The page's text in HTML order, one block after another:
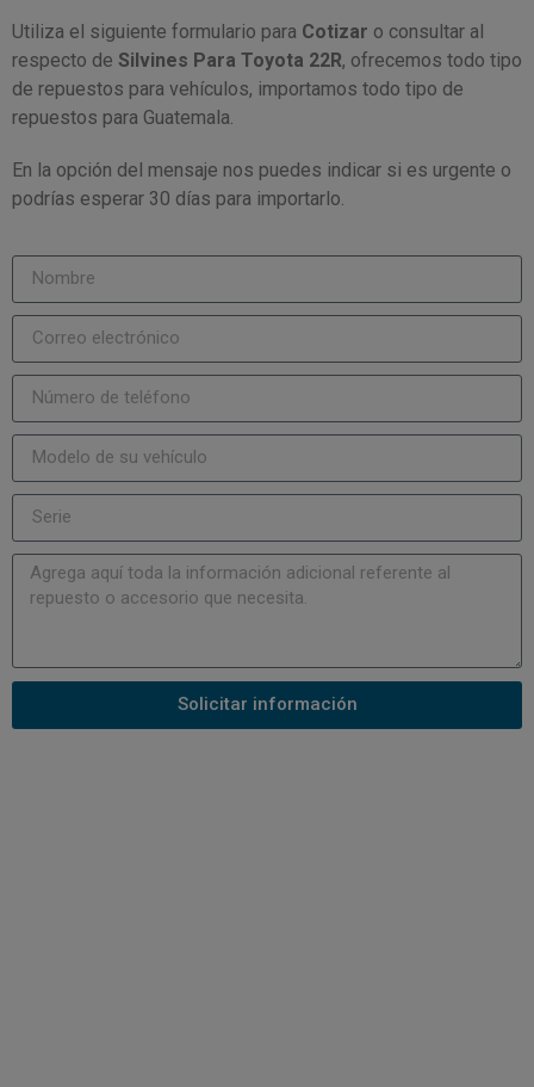
Utiliza el siguiente formulario para Cotizar o consultar al
respecto de Silvines Para Toyota 22R, ofrecemos todo tipo
de repuestos para vehículos, importamos todo tipo de
repuestos para Guatemala.
En la opción del mensaje nos puedes indicar si es urgente o
podrías esperar 30 días para importarlo.
Solicitar información